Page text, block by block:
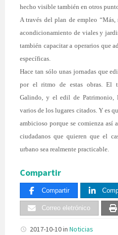
hecho visible también en otros
A través del plan de empleo
acondicionamiento de viales y
también capacitar a operarios que
específicas.
Hace tan sólo unas jornadas que
por el ritmo de estas obras. El
Galindo, y el edil de Patrimonio,
varios de los lugares citados. Y es
ambicioso porque se comienza así
ciudadanos que quieren que el
urbano sea realmente practicable.
Compartir
Compartir
Correo eletrónico
2017-10-10in Noticias